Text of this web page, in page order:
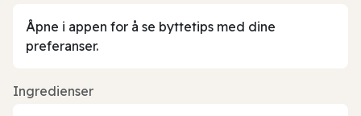
Åpne i appen for å se byttetips med dine
preferanser.
Ingredienser